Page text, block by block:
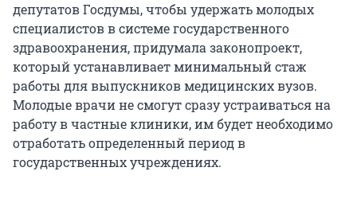
депутатов Госдумы, чтобы удержать молодых
специалистов в системе государственного
здравоохранения, придумала законопроект,
который устанавливает минимальный стаж
работы для выпускников медицинских вузов.
Молодые врачи не смогут сразу устраиваться на
работу в частные клиники, им будет необходимо
отработать определенный период в
государственных учреждениях.